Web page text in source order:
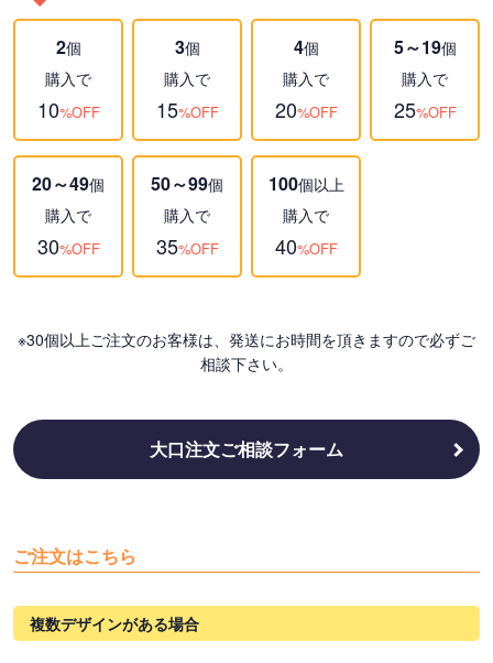
2個
購入で
10%OFF
3個
購入で
15%OFF
4個
購入で
20%OFF
5～19個
購入で
25%OFF
20～49個
購入で
30%OFF
50～99個
購入で
35%OFF
100個以上
購入で
40%OFF
※30個以上ご注文のお客様は、発送にお時間を頂きますので必ずご
相談下さい。
大口注文ご相談フォーム
ご注文はこちら
複数デザインがある場合